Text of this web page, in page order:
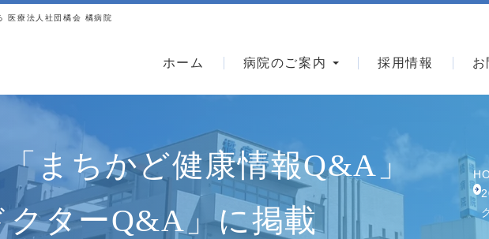
医療法人社団橘会 橘病院
ホーム 病院のご案内 採用情報
手術後の日常生活について
人工股関節置換術を受けられる患者さんのリ
ハビリメニュー
人工膝関節置換術を受けられる患者さんのリ
手術前、手術後のリハビリについて
治療法 採用情報
まちかど健康情報Q&A」
クターQ&A」に掲載